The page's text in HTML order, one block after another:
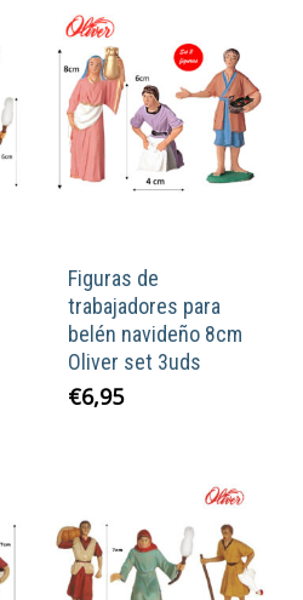
Figuras de
trabajadores para
belén navideño 8cm
Oliver set 3uds
€6,95